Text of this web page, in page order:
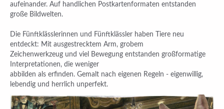
aufeinander. Auf handlichen Postkartenformaten entstanden
große Bildwelten.
Die Fünftklässlerinnen und Fünftklässler haben Tiere neu
entdeckt: Mit ausgestrecktem Arm, grobem
Zeichenwerkzeug und viel Bewegung entstanden großformatige
Interpretationen, die weniger
abbilden als erfinden. Gemalt nach eigenen Regeln - eigenwillig,
lebendig und herrlich unperfekt.